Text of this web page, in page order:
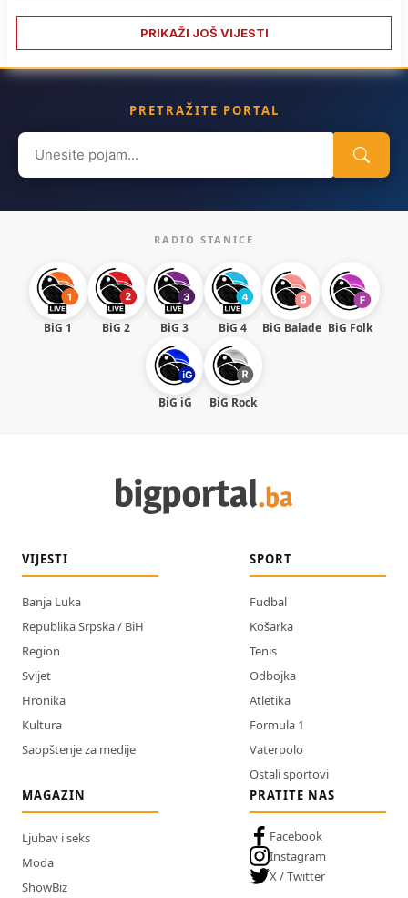
PRIKAŽI JOŠ VIJESTI
PRETRAŽITE PORTAL
Search
for:
RADIO STANICE
BiG 1 BiG 2 BiG 3 BiG 4 BiG Balade BiG Folk
BiG iG BiG Rock
VIJESTI
Banja Luka
Republika Srpska / BiH
Region
Svijet
Hronika
Kultura
Saopštenje za medije
SPORT
Fudbal
Košarka
Tenis
Odbojka
Atletika
Formula 1
Vaterpolo
Ostali sportovi
MAGAZIN
Ljubav i seks
Moda
ShowBiz
PRATITE NAS
Facebook
Instagram
X / Twitter